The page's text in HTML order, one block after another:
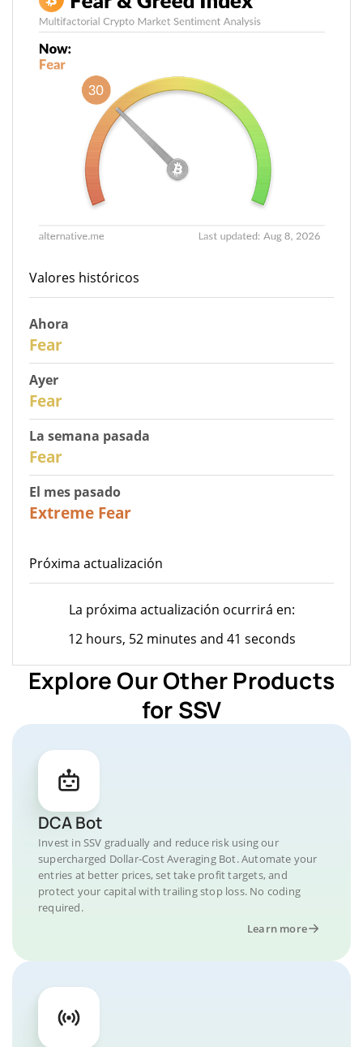
Valores históricos
Ahora
Fear
Ayer
Fear
La semana pasada
Fear
El mes pasado
Extreme Fear
Próxima actualización
La próxima actualización ocurrirá en:
12 hours, 52 minutes and 41 seconds
Explore Our Other Products
for SSV
DCA Bot
Invest in SSV gradually and reduce risk using our
supercharged Dollar-Cost Averaging Bot. Automate your
entries at better prices, set take profit targets, and
protect your capital with trailing stop loss. No coding
required.
Learn more